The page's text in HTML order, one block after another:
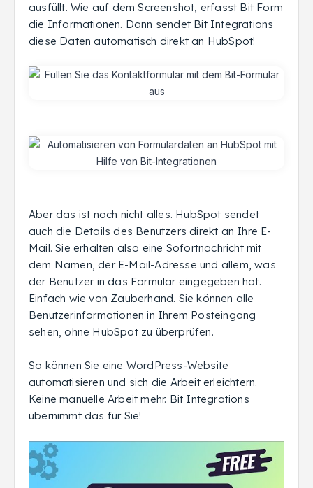
ausfüllt. Wie auf dem Screenshot, erfasst Bit Form
die Informationen. Dann sendet Bit Integrations
diese Daten automatisch direkt an HubSpot!
Aber das ist noch nicht alles. HubSpot sendet
auch die Details des Benutzers direkt an Ihre E-
Mail. Sie erhalten also eine Sofortnachricht mit
dem Namen, der E-Mail-Adresse und allem, was
der Benutzer in das Formular eingegeben hat.
Einfach wie von Zauberhand. Sie können alle
Benutzerinformationen in Ihrem Posteingang
sehen, ohne HubSpot zu überprüfen.
So können Sie eine WordPress-Website
automatisieren und sich die Arbeit erleichtern.
Keine manuelle Arbeit mehr. Bit Integrations
übernimmt das für Sie!